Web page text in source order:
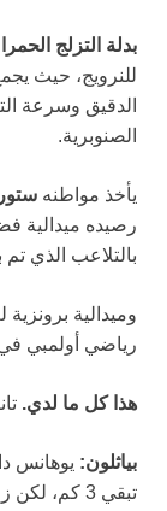
بدلة التزلج
للنرويج، حيث
الدقيق وسرعة
الصنوبرية.
يأخذ مواطنه
رصيده ميدالية
بالتلاعب الذي تم
وميدالية برونزية
رياضي أولمبي في
هذا كل ما لدي.
بياثلون: يوهانس
تبقي 3 كم،